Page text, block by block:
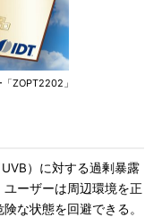
ZOPT2202」
）に対する過剰暴露
ユーザーは周辺環境を正
な状態を回避できる。